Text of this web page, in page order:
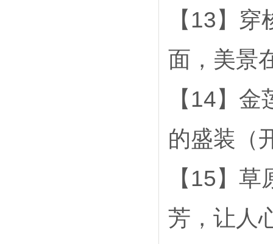
【13】
面，美景
【14】
的盛装（
【15】
芳，让人